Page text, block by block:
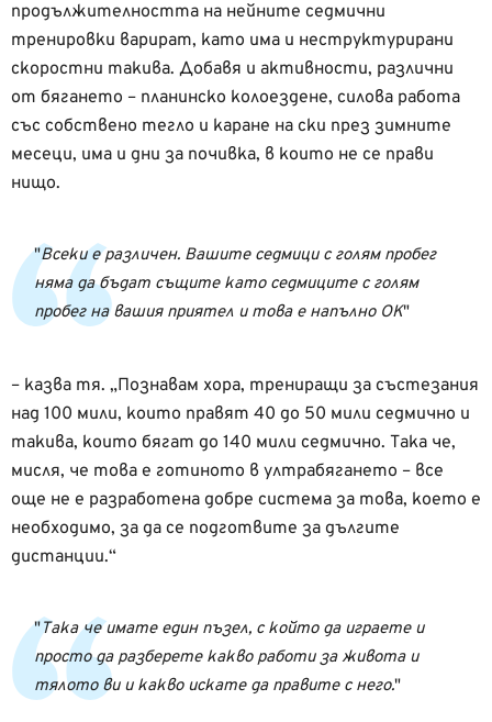
продължителността на нейните седмични
тренировки варират, като има и неструктурирани
скоростни такива. Добавя и активности, различни
от бягането – планинско колоездене, силова работа
със собствено тегло и каране на ски през зимните
месеци, има и дни за почивка, в които не се прави
нищо.
Всеки е различен. Вашите седмици с голям пробег
няма да бъдат същите като седмиците с голям
пробег на вашия приятел и това е напълно ОК
– казва тя. „Познавам хора, трениращи за състезания
над 100 мили, които правят 40 до 50 мили седмично и
такива, които бягат до 140 мили седмично. Така че,
мисля, че това е готиното в ултрабягането – все
още не е разработена добре система за това, което е
необходимо, за да се подготвите за дългите
дистанции.“
Така че имате един пъзел, с който да играете и
просто да разберете какво работи за живота и
тялото ви и какво искате да правите с него.